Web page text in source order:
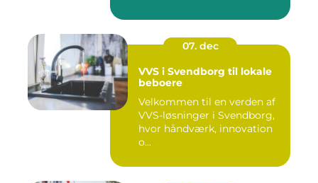
07. dec
VVS i Svendborg til lokale
beboere
Velkommen til en verden af
VVS-løsninger i Svendborg,
hvor håndværk, innovation
o...